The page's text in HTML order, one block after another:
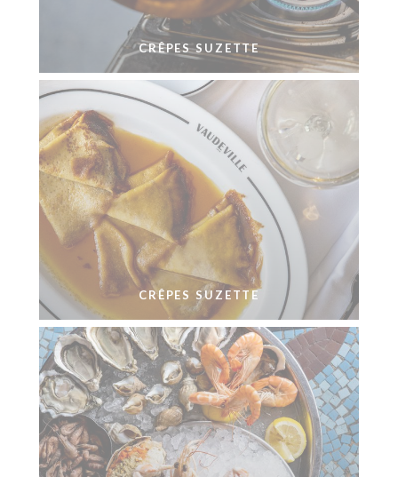
CRÊPES SUZETTE
CRÊPES SUZETTE